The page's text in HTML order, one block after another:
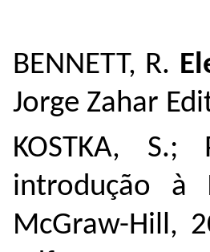
BENNETT, R.
Jorge Zahar
KOSTKA,
introdução à
McGraw-Hill,